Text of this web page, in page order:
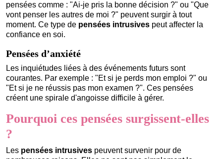
pensées comme : "Ai-je pris la bonne décision ?" ou "Que
vont penser les autres de moi ?" peuvent surgir à tout
moment. Ce type de pensées intrusives peut affecter la
confiance en soi.
Pensées d’anxiété
Les inquiétudes liées à des événements futurs sont
courantes. Par exemple : "Et si je perds mon emploi ?" ou
"Et si je ne réussis pas mon examen ?". Ces pensées
créent une spirale d'angoisse difficile à gérer.
Pourquoi ces pensées surgissent-elles
?
Les pensées intrusives peuvent survenir pour de